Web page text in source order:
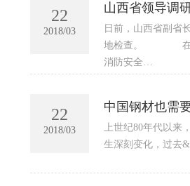
22
2018/03
山西省领导调
日前，山西省副省
地检查。 在后土
消防安全…
22
2018/03
中国钢材也需
上世纪80年代以来
生深刻变化，过去